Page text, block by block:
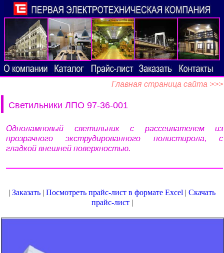
Главная страница сайта >>>
Светильники ЛПО 97-36-001
Одноламповый светильник с рассеивателем из
прозрачного экструдированного полистирола, с
гладкой внешней поверхностью.
| Заказать | Посмотреть прайс-лист в формате Excel | Скачать
прайс-лист|